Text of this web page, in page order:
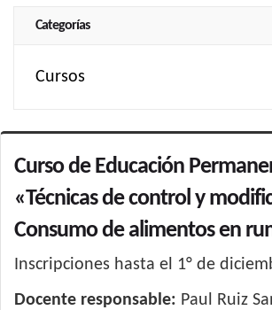
Categorías
Cursos
Curso de Educación
«Técnicas de control y
Consumo de alimentos en
Inscripciones hasta el 1° de
Docente responsable: Paul Ruiz